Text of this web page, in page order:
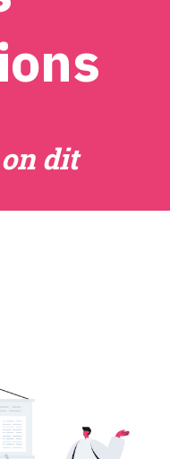
dit